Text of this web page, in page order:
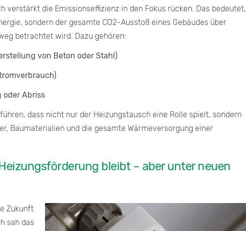
verstärkt die Emissionseffizienz in den Fokus rücken. Das bedeutet,
sondern der gesamte CO2-Ausstoß eines Gebäudes über
betrachtet wird. Dazu gehören:
von Beton oder Stahl)
oder Abriss
dass nicht nur der Heizungstausch eine Rolle spielt, sondern
Baumaterialien und die gesamte Wärmeversorgung einer
bleibt – aber unter neuen
Zukunft
sah das